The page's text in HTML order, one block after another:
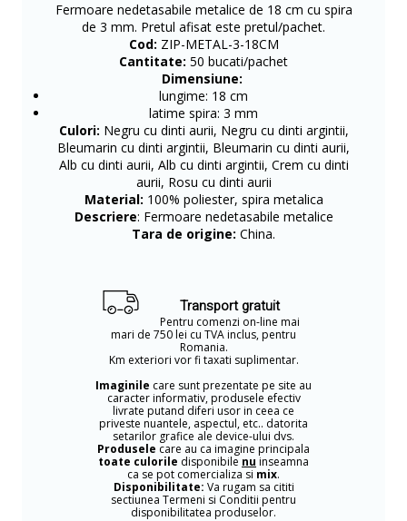
Fermoare nedetasabile metalice de 18 cm cu spira
de 3 mm. Pretul afisat este pretul/pachet.
Cod: ZIP-METAL-3-18CM
Cantitate: 50 bucati/pachet
Dimensiune:
lungime: 18 cm
latime spira: 3 mm
Culori: Negru cu dinti aurii, Negru cu dinti argintii,
Bleumarin cu dinti argintii, Bleumarin cu dinti aurii,
Alb cu dinti aurii, Alb cu dinti argintii, Crem cu dinti
aurii, Rosu cu dinti aurii
Material: 100% poliester, spira metalica
Descriere: Fermoare nedetasabile metalice
Tara de origine: China.
Transport gratuit
Pentru comenzi on-line mai
mari de 750 lei cu TVA inclus, pentru
Romania.
Km exteriori vor fi taxati suplimentar.
Imaginile care sunt prezentate pe site au
caracter informativ, produsele efectiv
livrate putand diferi usor in ceea ce
priveste nuantele, aspectul, etc.. datorita
setarilor grafice ale device-ului dvs.
Produsele care au ca imagine principala
toate culorile disponibile nu inseamna
ca se pot comercializa si mix.
Disponibilitate: Va rugam sa cititi
sectiunea Termeni si Conditii pentru
disponibilitatea produselor.